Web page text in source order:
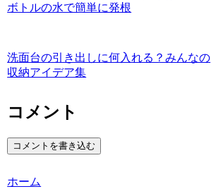
ボトルの水で簡単に発根
洗面台の引き出しに何入れる？みんなの
収納アイデア集
コメント
コメントを書き込む
ホーム